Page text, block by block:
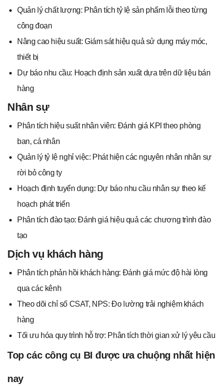
Quản lý chất lượng: Phân tích tỷ lệ sản phẩm lỗi theo từng
công đoạn
Nâng cao hiệu suất: Giám sát hiệu quả sử dụng máy móc,
thiết bị
Dự báo nhu cầu: Hoạch định sản xuất dựa trên dữ liệu bán
hàng
Nhân sự
Phân tích hiệu suất nhân viên: Đánh giá KPI theo phòng
ban, cá nhân
Quản lý tỷ lệ nghỉ việc: Phát hiện các nguyên nhân nhân sự
rời bỏ công ty
Hoạch định tuyển dụng: Dự báo nhu cầu nhân sự theo kế
hoạch phát triển
Phân tích đào tạo: Đánh giá hiệu quả các chương trình đào
tạo
Dịch vụ khách hàng
Phân tích phản hồi khách hàng: Đánh giá mức độ hài lòng
qua các kênh
Theo dõi chỉ số CSAT, NPS: Đo lường trải nghiệm khách
hàng
Tối ưu hóa quy trình hỗ trợ: Phân tích thời gian xử lý yêu cầu
Top các công cụ BI được ưa chuộng nhất hiện
nay